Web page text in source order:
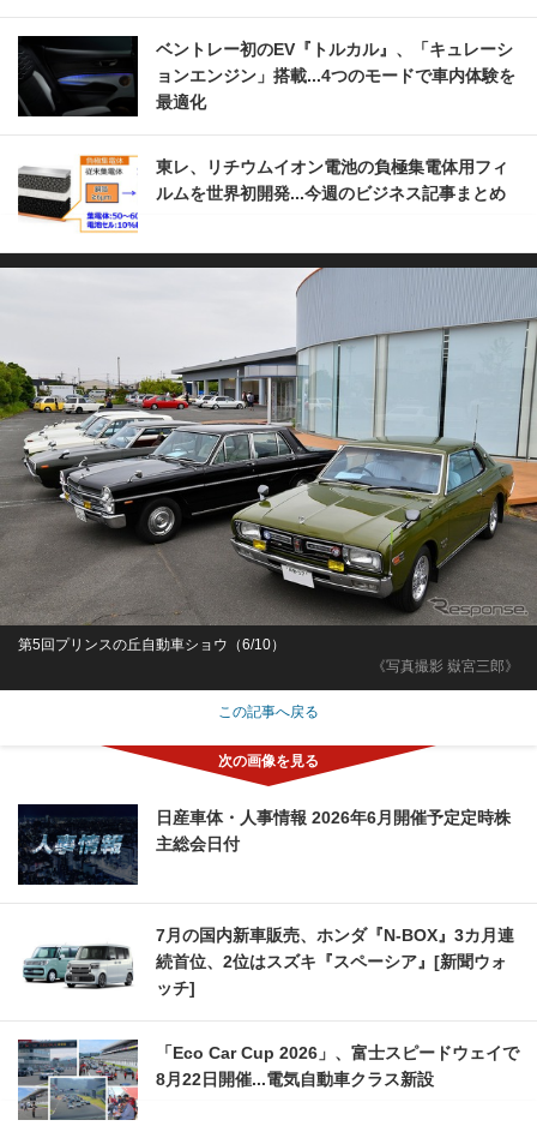
ベントレー初のEV『トルカル』、「キュレーシ
ョンエンジン」搭載...4つのモードで車内体験を
最適化
東レ、リチウムイオン電池の負極集電体用フィ
ルムを世界初開発...今週のビジネス記事まとめ
《写真撮影 嶽宮三郎》
第5回プリンスの丘自動車ショウ（6/10）
この記事へ戻る
日産車体・人事情報 2026年6月開催予定定時株
主総会日付
7月の国内新車販売、ホンダ『N-BOX』3カ月連
続首位、2位はスズキ『スペーシア』[新聞ウォ
ッチ]
「Eco Car Cup 2026」、富士スピードウェイで
8月22日開催...電気自動車クラス新設